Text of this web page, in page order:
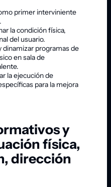
primer interviniente
la condición física,
del usuario.
dinamizar programas de
en sala de
la ejecución de
para la mejora
y
física,
dirección